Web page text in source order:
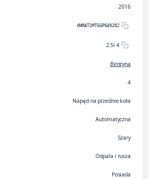
2016
KNMAT2MT6GP649282
2.5l 4
Benzyna
4
Napęd na przednie koła
Automatyczna
Szary
Odpala i rusza
Posiada